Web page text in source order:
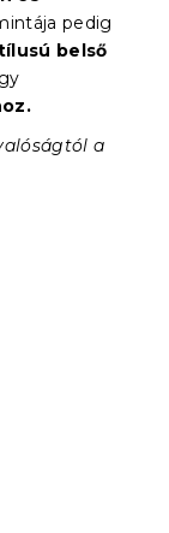
pedig
belső
a